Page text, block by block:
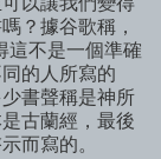
？據谷歌稱，
這不是一個準確
的人所寫的
書聲稱是神所
古蘭經，最後
而寫的。